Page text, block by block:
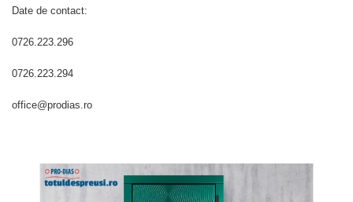
Date de contact:
0726.223.296
0726.223.294
office@prodias.ro